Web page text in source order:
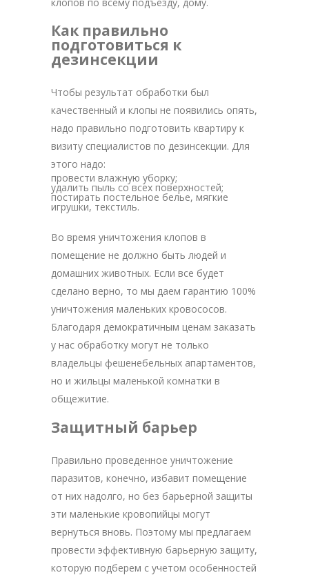
Как правильно
подготовиться к
дезинсекции
Чтобы результат обработки был
качественный и клопы не появились опять,
надо правильно подготовить квартиру к
визиту специалистов по дезинсекции. Для
этого надо:
провести влажную уборку;
удалить пыль со всех поверхностей;
постирать постельное белье, мягкие
игрушки, текстиль.
Во время уничтожения клопов в
помещение не должно быть людей и
домашних животных. Если все будет
сделано верно, то мы даем гарантию 100%
уничтожения маленьких кровососов.
Благодаря демократичным ценам заказать
у нас обработку могут не только
владельцы фешенебельных апартаментов,
но и жильцы маленькой комнатки в
общежитие.
Защитный барьер
Правильно проведенное уничтожение
паразитов, конечно, избавит помещение
от них надолго, но без барьерной защиты
эти маленькие кровопийцы могут
вернуться вновь. Поэтому мы предлагаем
провести эффективную барьерную защиту,
которую подберем с учетом особенностей